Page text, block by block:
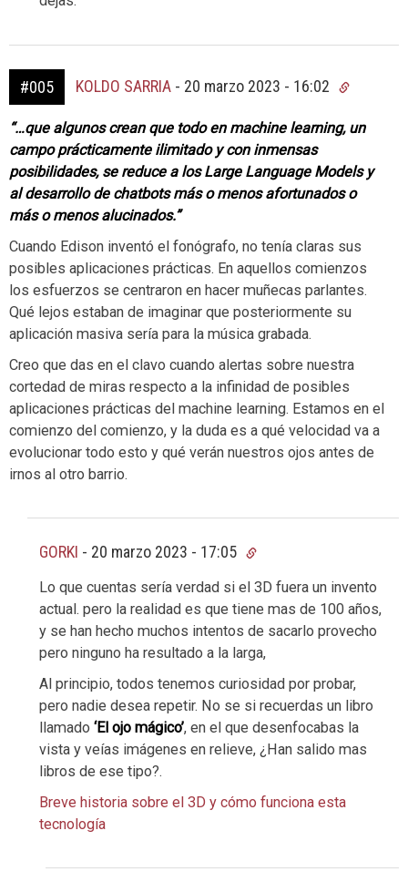
#005 KOLDO SARRIA - 20 marzo 2023 - 16:02
“…que algunos crean que todo en machine learning, un
campo prácticamente ilimitado y con inmensas
posibilidades, se reduce a los Large Language Models y
al desarrollo de chatbots más o menos afortunados o
más o menos alucinados.”
Cuando Edison inventó el fonógrafo, no tenía claras sus
posibles aplicaciones prácticas. En aquellos comienzos
los esfuerzos se centraron en hacer muñecas parlantes.
Qué lejos estaban de imaginar que posteriormente su
aplicación masiva sería para la música grabada.
Creo que das en el clavo cuando alertas sobre nuestra
cortedad de miras respecto a la infinidad de posibles
aplicaciones prácticas del machine learning. Estamos en el
comienzo del comienzo, y la duda es a qué velocidad va a
evolucionar todo esto y qué verán nuestros ojos antes de
irnos al otro barrio.
GORKI - 20 marzo 2023 - 17:05
Lo que cuentas sería verdad si el 3D fuera un invento
actual. pero la realidad es que tiene mas de 100 años,
y se han hecho muchos intentos de sacarlo provecho
pero ninguno ha resultado a la larga,
Al principio, todos tenemos curiosidad por probar,
pero nadie desea repetir. No se si recuerdas un libro
llamado ‘El ojo mágico’, en el que desenfocabas la
vista y veías imágenes en relieve, ¿Han salido mas
libros de ese tipo?.
Breve historia sobre el 3D y cómo funciona esta
tecnología